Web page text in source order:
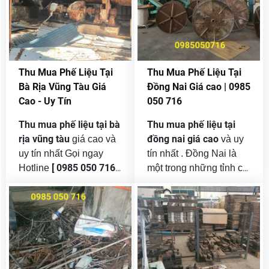
xe nâng cũvới khối
lượng lớn tại tphcm .
dựng lớn. Điều này
đồng nghĩa với việc
lượngphế liệuphát
sinh hằng ngày tại
Quận 7 là rất lớn, bao
gồm: sắt thép, đồng,
nhôm, inox, nhựa, giấy,
vải vụn, máy móc cũ…
Thu Mua Phế Liệu Tại
Bà Rịa Vũng Tàu Giá
Cao - Uy Tín
Thu mua phế liệu tại bà
rịa vũng tàu giá cao và
uy tín nhất Gọi ngay
Hotline [ 0985 050 716 ]
đơn vị đứng đầu trong
nghành thu mua phế
liệu và tái chế phế liệu
các loại như : đồng ,
nhôm , sắt thép , inox ,
Thu Mua Phế Liệu Tại
Đồng Nai Giá cao | 0985
050 716
Thu mua phế liệu tại
đồng nai giá cao và uy
tín nhất . Đồng Nai là
một trong những tỉnh có
triển mạnh nhất cả
nước, với hàng loạt khu
công nghiệp, khu chế
xuất, nhà máy và xưởng
sản xuất. Kéo theo đó,